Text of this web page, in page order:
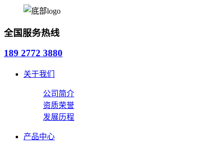
全国服务热线
189 2772 3880
关于我们
公司简介
资质荣誉
发展历程
产品中心